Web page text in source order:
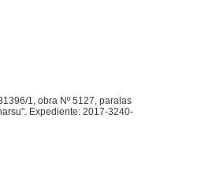
1, obra Nº 5127, paralas
Expediente: 2017-3240-